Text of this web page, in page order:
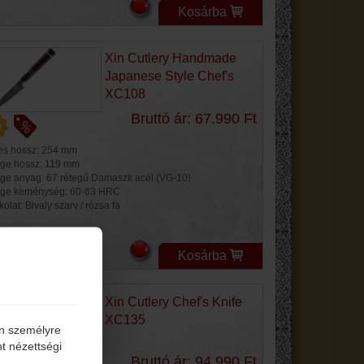
Kosárba
Xin Cutlery Handmade
Japanese Style Chef's
XC108
Bruttó ár: 67.990 Ft
hossz: 254 mm
hossz: 119 mm
anyag: 67 rétegű Damaszk acél (VG-10)
keménység: 60-63 HRC
Bivaly szarv / rózsa fa
Kosárba
Xin Cutlery Chef's Knife
XC135
személyre
nézettségi